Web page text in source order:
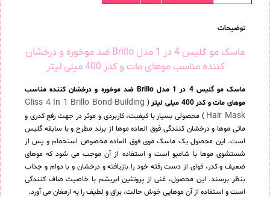
توضیحات
ماسک مو گلیس 4 در 1 مدل Brillo ضد موخوره و درخشان
کننده مناسب موهای مات و کدر 400 میلی لیتر
ماسک مو گلیس 4 در 1 مدل Brillo ضد موخوره و درخشان کننده مناسب
موهای مات و کدر 400 میلی لیتر
(
Gliss 4 In 1 Brillo Bond-Building
Hair Mask ) محصولی بسیار با کیفیت، کاربردی و موثر در جهت رفع کدری و
ماتی موها و درخشان کنندگی فوق العاده موها از برند مطرح و با سابقه گلیس
است. این محصول یک ماسک موی فوق العاده مخصوص استحمام و پس از
شستشوی موها با شامپو است و استفاده از آن موجب می شود که موهای
ضعیف و کدر، قوای از دست رفته خود را بازیافته و درخشان و با دوام و جذاب
بنظر برسند. این محصول، غنی از پروتئین ابریشم با خاصیت صاف کنندگی
است و استفاده از آن موهایی خوش حالت، براق و لطیف را به ارمغان می آورد.